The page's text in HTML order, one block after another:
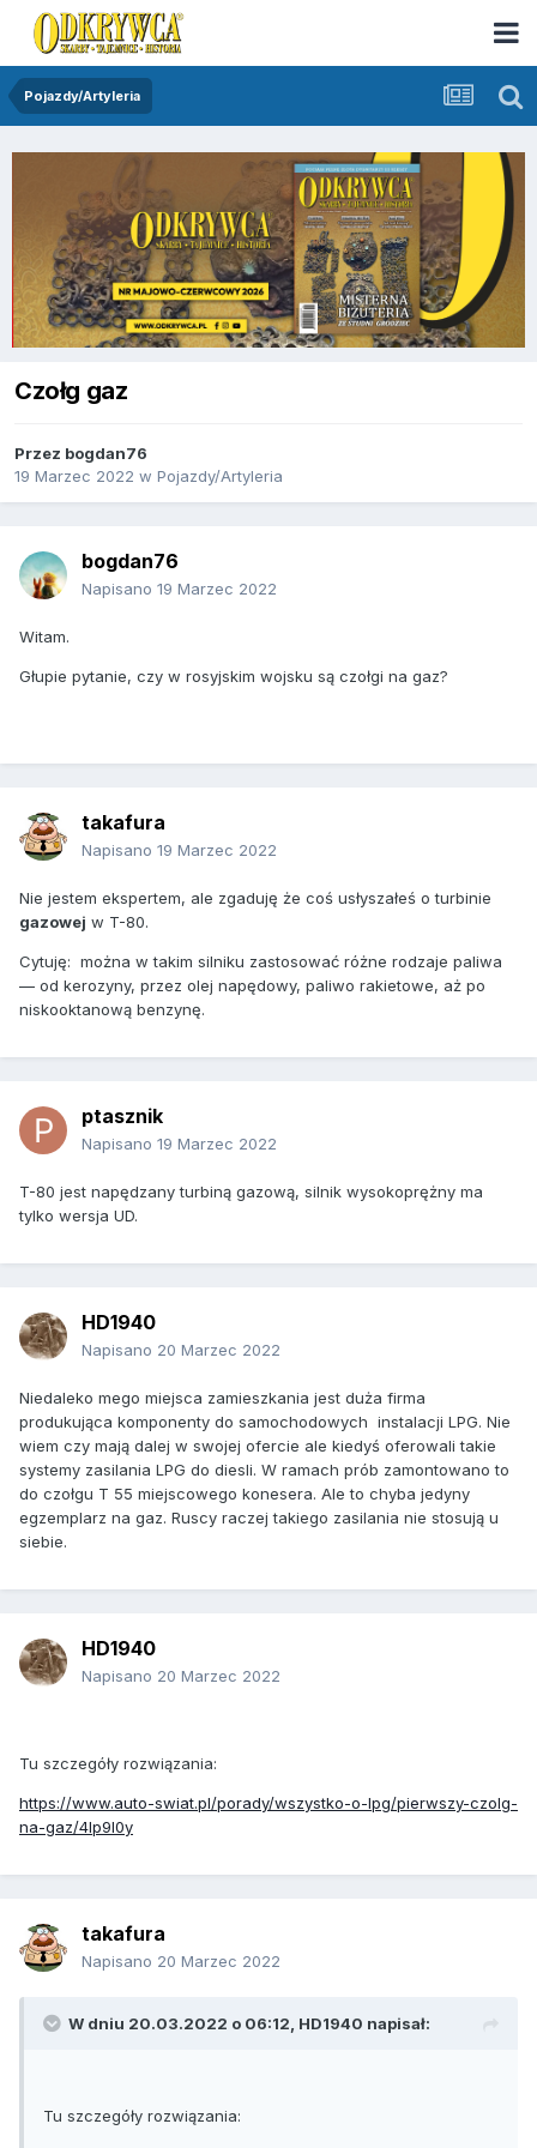
Pojazdy/Artyleria
Czołg gaz
Przez bogdan76
19 Marzec 2022 w Pojazdy/Artyleria
bogdan76
Napisano 19 Marzec 2022
Witam.
Głupie pytanie, czy w rosyjskim wojsku są czołgi na gaz?
takafura
Napisano 19 Marzec 2022
Nie jestem ekspertem, ale zgaduję że coś usłyszałeś o turbinie
gazowej w T-80.
Cytuję: można w takim silniku zastosować różne rodzaje paliwa
— od kerozyny, przez olej napędowy, paliwo rakietowe, aż po
niskooktanową benzynę.
ptasznik
Napisano 19 Marzec 2022
T-80 jest napędzany turbiną gazową, silnik wysokoprężny ma
tylko wersja UD.
HD1940
Napisano 20 Marzec 2022
Niedaleko mego miejsca zamieszkania jest duża firma
produkująca komponenty do samochodowych instalacji LPG. Nie
wiem czy mają dalej w swojej ofercie ale kiedyś oferowali takie
systemy zasilania LPG do diesli. W ramach prób zamontowano to
do czołgu T 55 miejscowego konesera. Ale to chyba jedyny
egzemplarz na gaz. Ruscy raczej takiego zasilania nie stosują u
siebie.
HD1940
Napisano 20 Marzec 2022
Tu szczegóły rozwiązania:
https://www.auto-swiat.pl/porady/wszystko-o-lpg/pierwszy-czolg-
na-gaz/4lp9l0y
takafura
Napisano 20 Marzec 2022
W dniu 20.03.2022 o 06:12, HD1940 napisał:
Tu szczegóły rozwiązania: